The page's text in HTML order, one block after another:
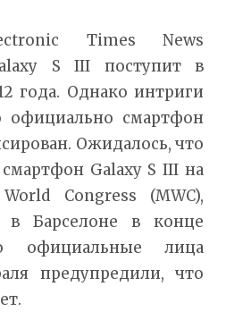
Times News
S III поступит в
года. Однако интриги
официально смартфон
Ожидалось, что
Galaxy S III на
Congress (MWC),
в Барселоне в конце
официальные лица
предупредили, что